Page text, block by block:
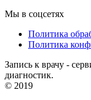
Мы в соцсетях
Политика
Политика
Запись к врачу -
диагностик.
© 2019